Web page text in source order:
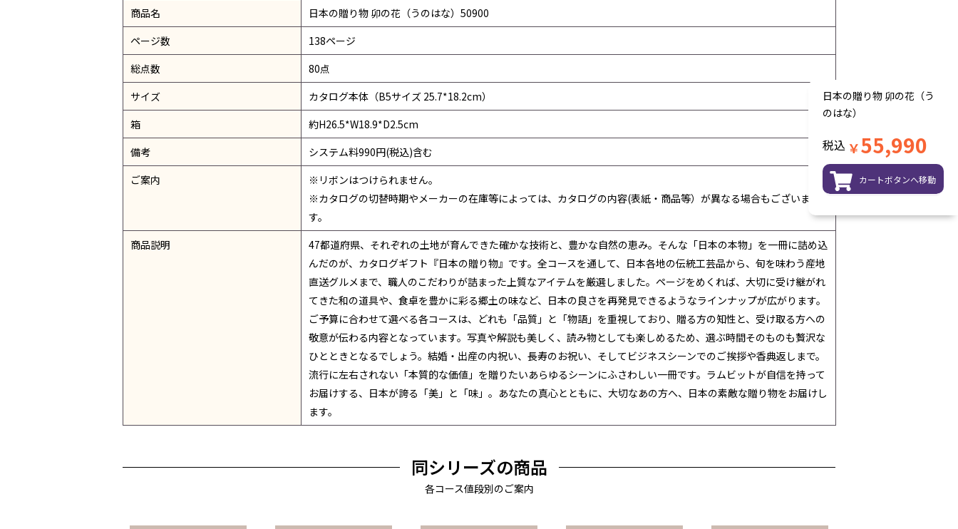
日本の贈り物 卯の花（う
のはな）
税込 ￥55,990
カートボタンへ移動
商品名
日本の贈り物 卯の花（うのはな）50900
ページ数
138ページ
総点数
80点
サイズ
カタログ本体（B5サイズ 25.7*18.2cm）
箱
約H26.5*W18.9*D2.5cm
備考
システム料990円(税込)含む
ご案内
※リボンはつけられません。
※カタログの切替時期やメーカーの在庫等によっては、カタログの内容(表紙・商品等）が異なる場合もございま
す。
商品説明
47都道府県、それぞれの土地が育んできた確かな技術と、豊かな自然の恵み。そんな「日本の本物」を一冊に詰め込
んだのが、カタログギフト『日本の贈り物』です。全コースを通して、日本各地の伝統工芸品から、旬を味わう産地
直送グルメまで、職人のこだわりが詰まった上質なアイテムを厳選しました。ページをめくれば、大切に受け継がれ
てきた和の道具や、食卓を豊かに彩る郷土の味など、日本の良さを再発見できるようなラインナップが広がります。
ご予算に合わせて選べる各コースは、どれも「品質」と「物語」を重視しており、贈る方の知性と、受け取る方への
敬意が伝わる内容となっています。写真や解説も美しく、読み物としても楽しめるため、選ぶ時間そのものも贅沢な
ひとときとなるでしょう。結婚・出産の内祝い、長寿のお祝い、そしてビジネスシーンでのご挨拶や香典返しまで。
流行に左右されない「本質的な価値」を贈りたいあらゆるシーンにふさわしい一冊です。ラムビットが自信を持って
お届けする、日本が誇る「美」と「味」。あなたの真心とともに、大切なあの方へ、日本の素敵な贈り物をお届けし
ます。
同シリーズの商品
各コース値段別のご案内